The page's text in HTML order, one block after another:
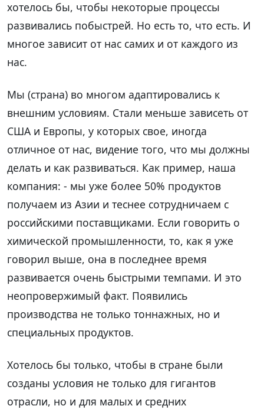
хотелось бы, чтобы некоторые процессы
развивались побыстрей. Но есть то, что есть. И
многое зависит от нас самих и от каждого из
нас.
Мы (страна) во многом адаптировались к
внешним условиям. Стали меньше зависеть от
США и Европы, у которых свое, иногда
отличное от нас, видение того, что мы должны
делать и как развиваться. Как пример, наша
компания: - мы уже более 50% продуктов
получаем из Азии и теснее сотрудничаем с
российскими поставщиками. Если говорить о
химической промышленности, то, как я уже
говорил выше, она в последнее время
развивается очень быстрыми темпами. И это
неопровержимый факт. Появились
производства не только тоннажных, но и
специальных продуктов.
Хотелось бы только, чтобы в стране были
созданы условия не только для гигантов
отрасли, но и для малых и средних